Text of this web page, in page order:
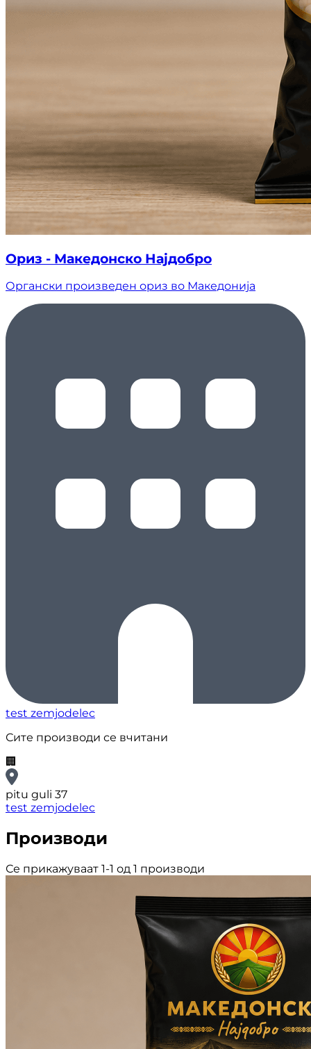
Ориз - Македонско Најдобро
Органски произведен ориз во Македонија
test zemjodelec
Сите производи се вчитани
🏢
pitu guli 37
test zemjodelec
Производи
Се прикажуваат 1-1 од 1 производи